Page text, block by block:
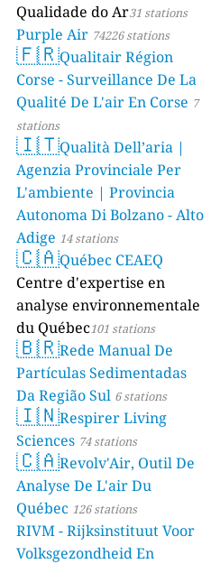
Qualidade do Ar31 stations
Purple Air 74226 stations
🇫🇷Qualitair Région
Corse - Surveillance De La
Qualité De L'air En Corse 7
stations
🇮🇹Qualità Dell’aria |
Agenzia Provinciale Per
L'ambiente | Provincia
Autonoma Di Bolzano - Alto
Adige 14 stations
🇨🇦Québec CEAEQ
Centre d'expertise en
analyse environnementale
du Québec101 stations
🇧🇷Rede Manual De
Partículas Sedimentadas
Da Região Sul 6 stations
🇮🇳Respirer Living
Sciences 74 stations
🇨🇦Revolv'Air, Outil De
Analyse De L'air Du
Québec 126 stations
RIVM - Rijksinstituut Voor
Volksgezondheid En